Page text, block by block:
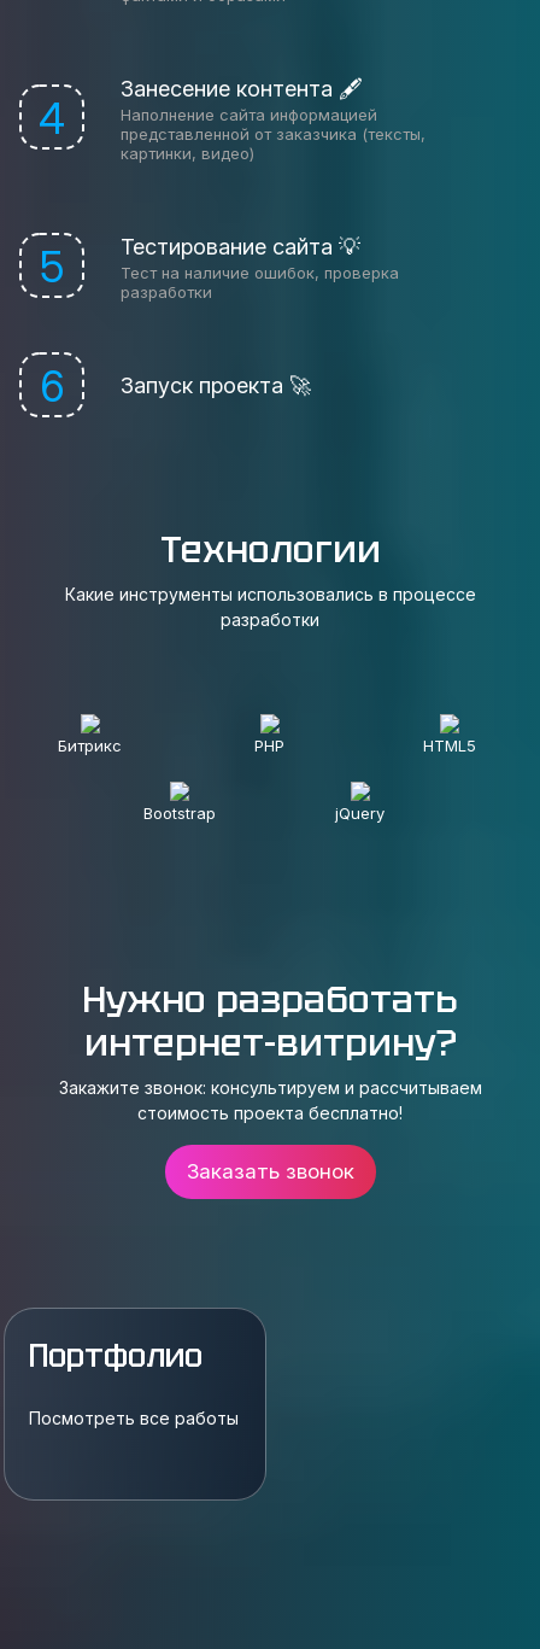
4
Занесение контента 🖋
Наполнение сайта информацией
представленной от заказчика (тексты,
картинки, видео)
5 Тестирование сайта 💡
Тест на наличие ошибок, проверка
разработки
6 Запуск проекта 🚀
Технологии
Какие инструменты использовались в процессе
разработки
Битрикс PHP HTML5
Bootstrap jQuery
Нужно разработать
интернет-витрину?
Закажите звонок: консультируем и рассчитываем
стоимость проекта бесплатно!
Заказать звонок
Портфолио
Посмотреть все работы